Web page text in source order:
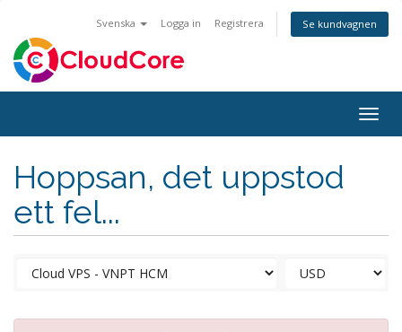
Svenska Logga in Registrera Se kundvagnen
Hoppsan, det uppstod
ett fel...